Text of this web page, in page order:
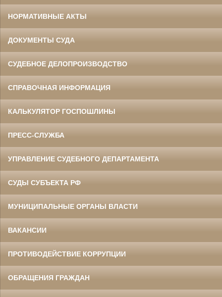
НОРМАТИВНЫЕ АКТЫ
ДОКУМЕНТЫ СУДА
СУДЕБНОЕ ДЕЛОПРОИЗВОДСТВО
СПРАВОЧНАЯ ИНФОРМАЦИЯ
КАЛЬКУЛЯТОР ГОСПОШЛИНЫ
ПРЕСС-СЛУЖБА
УПРАВЛЕНИЕ СУДЕБНОГО ДЕПАРТАМЕНТА
СУДЫ СУБЪЕКТА РФ
МУНИЦИПАЛЬНЫЕ ОРГАНЫ ВЛАСТИ
ВАКАНСИИ
ПРОТИВОДЕЙСТВИЕ КОРРУПЦИИ
ОБРАЩЕНИЯ ГРАЖДАН